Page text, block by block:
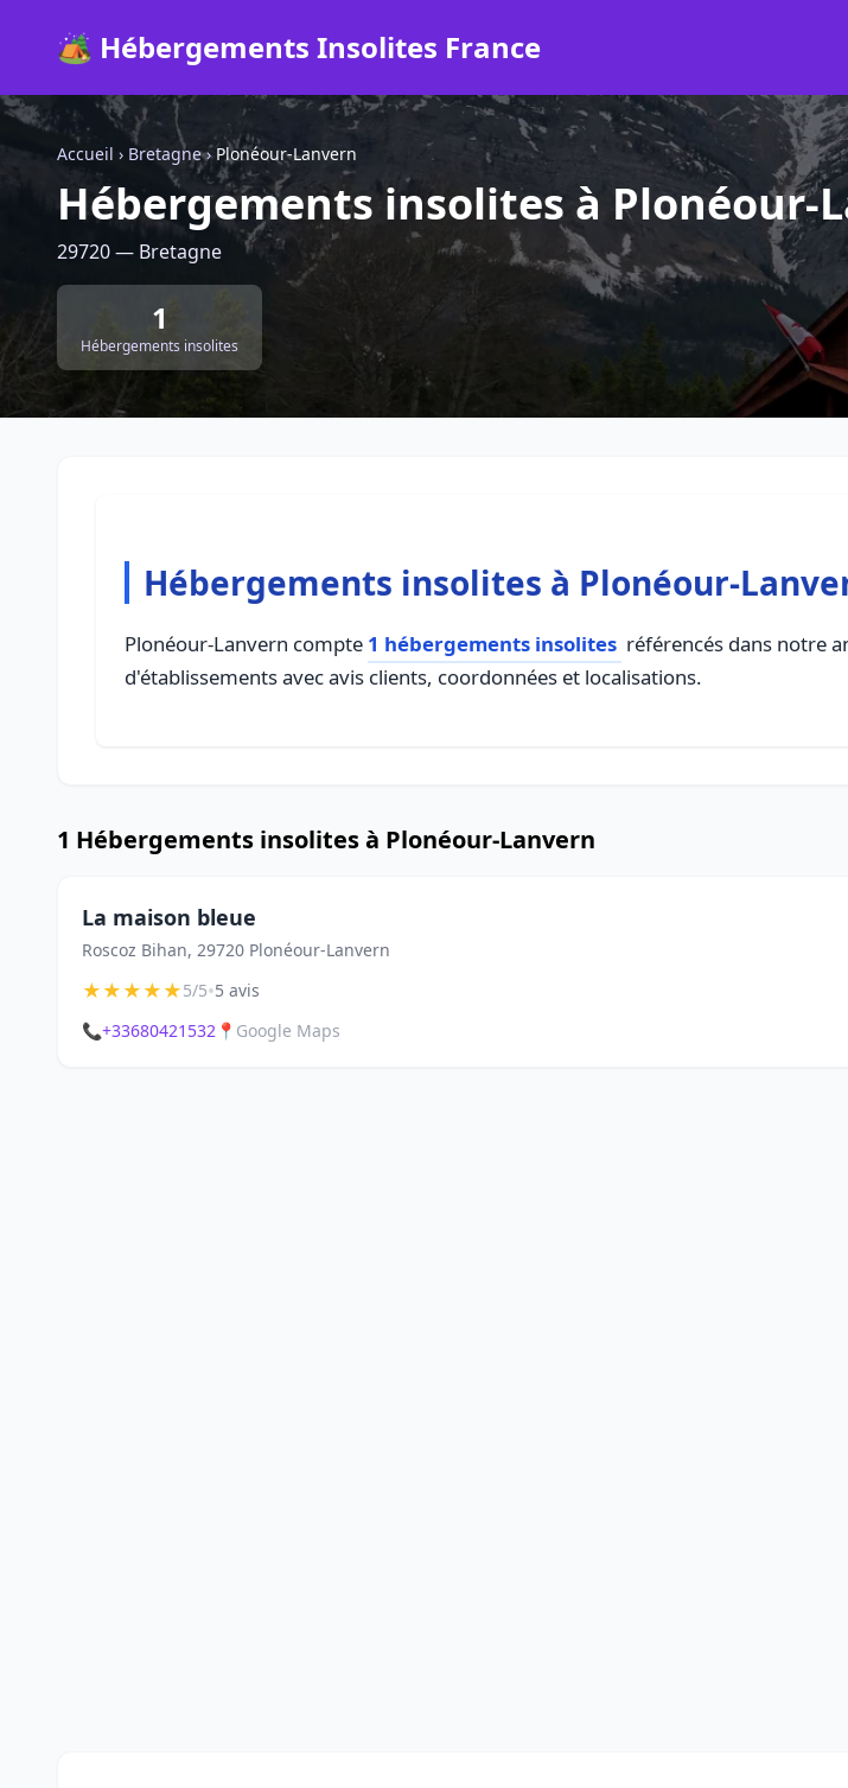
🏕️ Hébergements Insolites France
Accueil › Bretagne› Plonéour-Lanvern
Hébergements insolites à Plonéour-
29720 — Bretagne
1
Hébergements insolites
Hébergements insolites à Plonéour-
Plonéour-Lanvern compte 1 hébergements insolites référencés dans notre
d'établissements avec avis clients, coordonnées et localisations.
1 Hébergements insolites à Plonéour-Lanvern
La maison bleue
Roscoz Bihan, 29720 Plonéour-Lanvern
★★★★★5/5•5 avis
📞+33680421532 📍 Google Maps